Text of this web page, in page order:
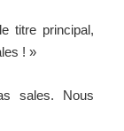
titre principal,
! »
sales. Nous